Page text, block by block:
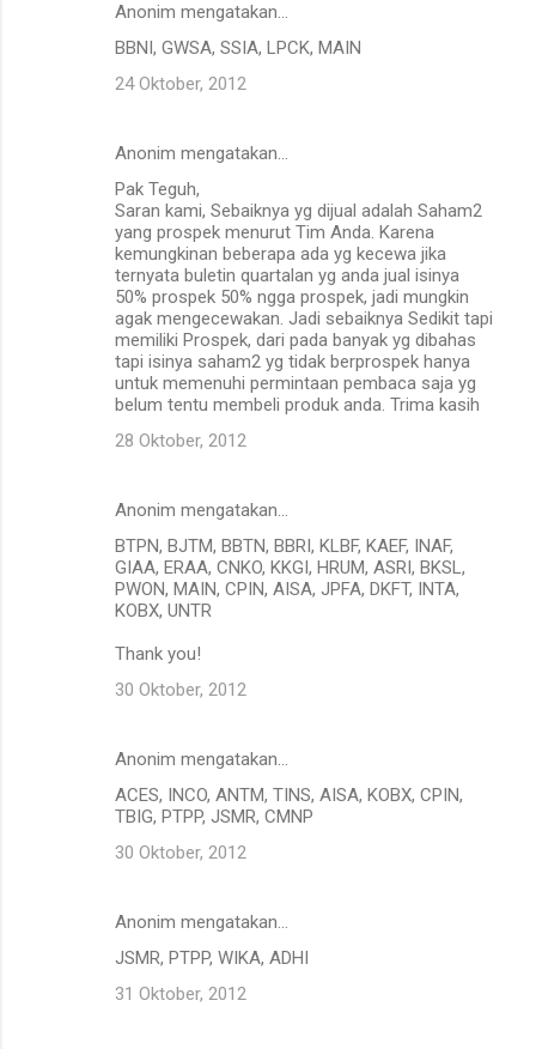
Anonim mengatakan…
BBNI, GWSA, SSIA, LPCK, MAIN
24 Oktober, 2012
Anonim mengatakan…
Pak Teguh,
Saran kami, Sebaiknya yg dijual adalah Saham2
yang prospek menurut Tim Anda. Karena
kemungkinan beberapa ada yg kecewa jika
ternyata buletin quartalan yg anda jual isinya
50% prospek 50% ngga prospek, jadi mungkin
agak mengecewakan. Jadi sebaiknya Sedikit tapi
memiliki Prospek, dari pada banyak yg dibahas
tapi isinya saham2 yg tidak berprospek hanya
untuk memenuhi permintaan pembaca saja yg
belum tentu membeli produk anda. Trima kasih
28 Oktober, 2012
Anonim mengatakan…
BTPN, BJTM, BBTN, BBRI, KLBF, KAEF, INAF,
GIAA, ERAA, CNKO, KKGI, HRUM, ASRI, BKSL,
PWON, MAIN, CPIN, AISA, JPFA, DKFT, INTA,
KOBX, UNTR
Thank you!
30 Oktober, 2012
Anonim mengatakan…
ACES, INCO, ANTM, TINS, AISA, KOBX, CPIN,
TBIG, PTPP, JSMR, CMNP
30 Oktober, 2012
Anonim mengatakan…
JSMR, PTPP, WIKA, ADHI
31 Oktober, 2012